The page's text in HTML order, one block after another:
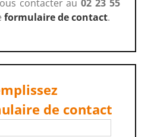
contacter au02 23 55
formulaire de contact.
de contact